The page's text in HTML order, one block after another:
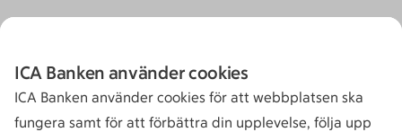
ICA Banken använder cookies
ICA Banken använder cookies för att webbplatsen ska
fungera samt för att förbättra din upplevelse, följa upp